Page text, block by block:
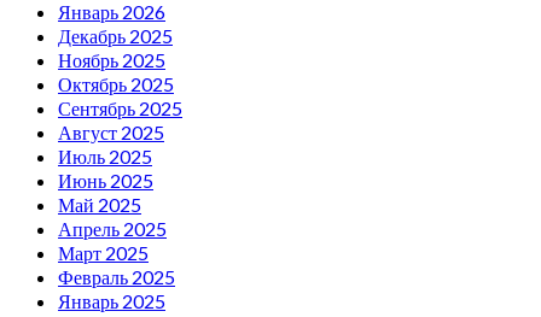
Январь 2026
Декабрь 2025
Ноябрь 2025
Октябрь 2025
Сентябрь 2025
Август 2025
Июль 2025
Июнь 2025
Май 2025
Апрель 2025
Март 2025
Февраль 2025
Январь 2025